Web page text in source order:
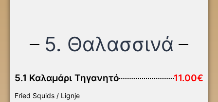
5. Θαλασσινά
5.1 Καλαμάρι Τηγανητό 11.00€
Fried Squids / Lignje